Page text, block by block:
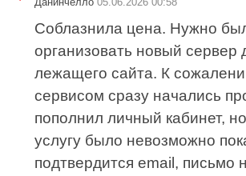
Соблазнила цена. Нужно
организовать новый сервер
лежащего сайта. К
сервисом сразу начались
пополнил личный кабинет,
услугу было невозможно
подтвердится email, письмо